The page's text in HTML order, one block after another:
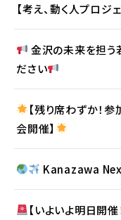
【考え、動く人プロ
金沢の未来を担う
ださい
【残り席わずか！
会開催】
Kanazawa
【いよいよ明日開